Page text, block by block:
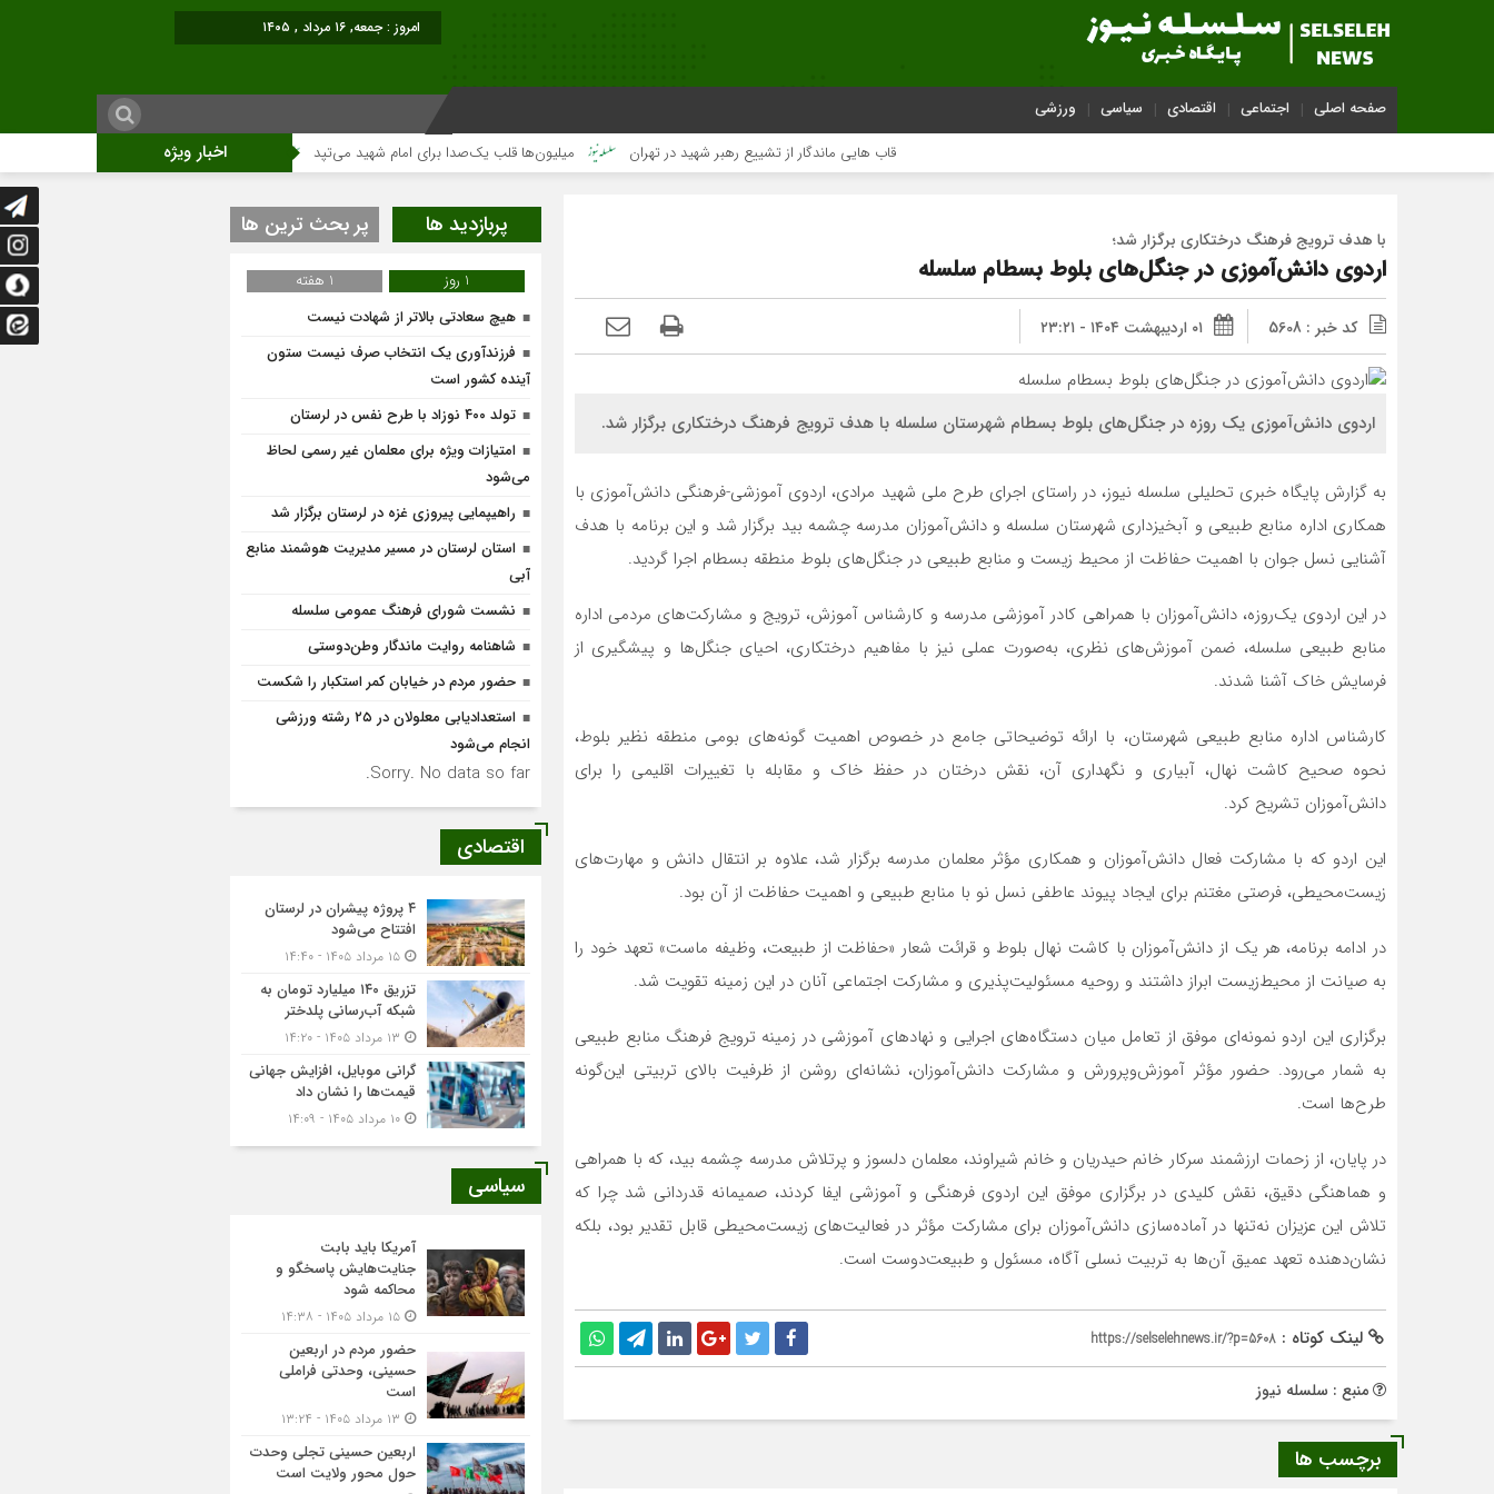
امروز : جمعه, ۱۶ مرداد , ۱۴۰۵
صفحه اصلی اجتماعی اقتصادی سیاسی ورزشی
اخبار ویژه قاب هایی ماندگار از تشییع رهبر شهید در تهران میلیون‌ها قلب یک‌صدا برای امام شهید می‌تپد نمایشگاه آثار هنری ویژه ارتحال امام (ره)برگزار
با هدف ترویج فرهنگ درختکاری برگزار شد؛
اردوی دانش‌آموزی در جنگل‌های بلوط بسطام سلسله
کد خبر : 5608 ۰۱ اردیبهشت ۱۴۰۴ - ۲۳:۲۱
اردوی دانش‌آموزی یک روزه در جنگل‌های بلوط بسطام شهرستان سلسله با هدف ترویج فرهنگ درختکاری برگزار شد.
به گزارش پایگاه خبری تحلیلی سلسله نیوز، در راستای اجرای طرح ملی شهید مرادی، اردوی آموزشی-فرهنگی دانش‌آموزی با
همکاری اداره منابع طبیعی و آبخیزداری شهرستان سلسله و دانش‌آموزان مدرسه چشمه بید برگزار شد و این برنامه با هدف
آشنایی نسل جوان با اهمیت حفاظت از محیط زیست و منابع طبیعی در جنگل‌های بلوط منطقه بسطام اجرا گردید.
در این اردوی یک‌روزه، دانش‌آموزان با همراهی کادر آموزشی مدرسه و کارشناس آموزش، ترویج و مشارکت‌های مردمی اداره
منابع طبیعی سلسله، ضمن آموزش‌های نظری، به‌صورت عملی نیز با مفاهیم درختکاری، احیای جنگل‌ها و پیشگیری از
فرسایش خاک آشنا شدند.
کارشناس اداره منابع طبیعی شهرستان، با ارائه توضیحاتی جامع در خصوص اهمیت گونه‌های بومی منطقه نظیر بلوط،
نحوه صحیح کاشت نهال، آبیاری و نگهداری آن، نقش درختان در حفظ خاک و مقابله با تغییرات اقلیمی را برای
دانش‌آموزان تشریح کرد.
این اردو که با مشارکت فعال دانش‌آموزان و همکاری مؤثر معلمان مدرسه برگزار شد، علاوه بر انتقال دانش و مهارت‌های
زیست‌محیطی، فرصتی مغتنم برای ایجاد پیوند عاطفی نسل نو با منابع طبیعی و اهمیت حفاظت از آن بود.
در ادامه برنامه، هر یک از دانش‌آموزان با کاشت نهال بلوط و قرائت شعار «حفاظت از طبیعت، وظیفه ماست» تعهد خود را
به صیانت از محیط‌زیست ابراز داشتند و روحیه مسئولیت‌پذیری و مشارکت اجتماعی آنان در این زمینه تقویت شد.
برگزاری این اردو نمونه‌ای موفق از تعامل میان دستگاه‌های اجرایی و نهادهای آموزشی در زمینه ترویج فرهنگ منابع طبیعی
به شمار می‌رود. حضور مؤثر آموزش‌و‌پرورش و مشارکت دانش‌آموزان، نشانه‌ای روشن از ظرفیت بالای تربیتی این‌گونه
طرح‌ها است.
در پایان، از زحمات ارزشمند سرکار خانم حیدریان و خانم شیراوند، معلمان دلسوز و پرتلاش مدرسه چشمه بید، که با همراهی
و هماهنگی دقیق، نقش کلیدی در برگزاری موفق این اردوی فرهنگی و آموزشی ایفا کردند، صمیمانه قدردانی شد چرا که
تلاش این عزیزان نه‌تنها در آماده‌سازی دانش‌آموزان برای مشارکت مؤثر در فعالیت‌های زیست‌محیطی قابل تقدیر بود، بلکه
نشان‌دهنده تعهد عمیق آن‌ها به تربیت نسلی آگاه، مسئول و طبیعت‌دوست است.
لینک کوتاه : https://selselehnews.ir/?p=5608
منبع : سلسله نیوز
برچسب ها
پربازدید ها پر بحث ترین ها
1 روز
1 هفته
هیچ سعادتی بالاتر از شهادت نیست
فرزندآوری یک انتخاب صرف نیست ستون
آینده کشور است
تولد ۴۰۰ نوزاد با طرح نفس در لرستان
امتیازات ویژه برای معلمان غیر رسمی لحاظ
می‌شود
راهیپمایی پیروزی غزه در لرستان برگزار شد
استان لرستان در مسیر مدیریت هوشمند منابع
آبی
نشست شورای فرهنگ عمومی سلسله
شاهنامه روایت ماندگار وطن‌دوستی
حضور مردم در خیابان کمر استکبار را شکست
استعدادیابی معلولان در ۲۵ رشته ورزشی
انجام می‌شود
Sorry. No data so far.
اقتصادی
۴ پروژه پیشران در لرستان
افتتاح می‌شود
تزریق ۱۴۰ میلیارد تومان به
شبکه آب‌رسانی پلدختر
گرانی موبایل، افزایش جهانی
قیمت‌ها را نشان داد
سیاسی
آمریکا باید بابت
جنایت‌هایش پاسخگو و
محاکمه شود
حضور مردم در اربعین
حسینی، وحدتی فراملی
است
اربعین حسینی تجلی وحدت
حول محور ولایت است